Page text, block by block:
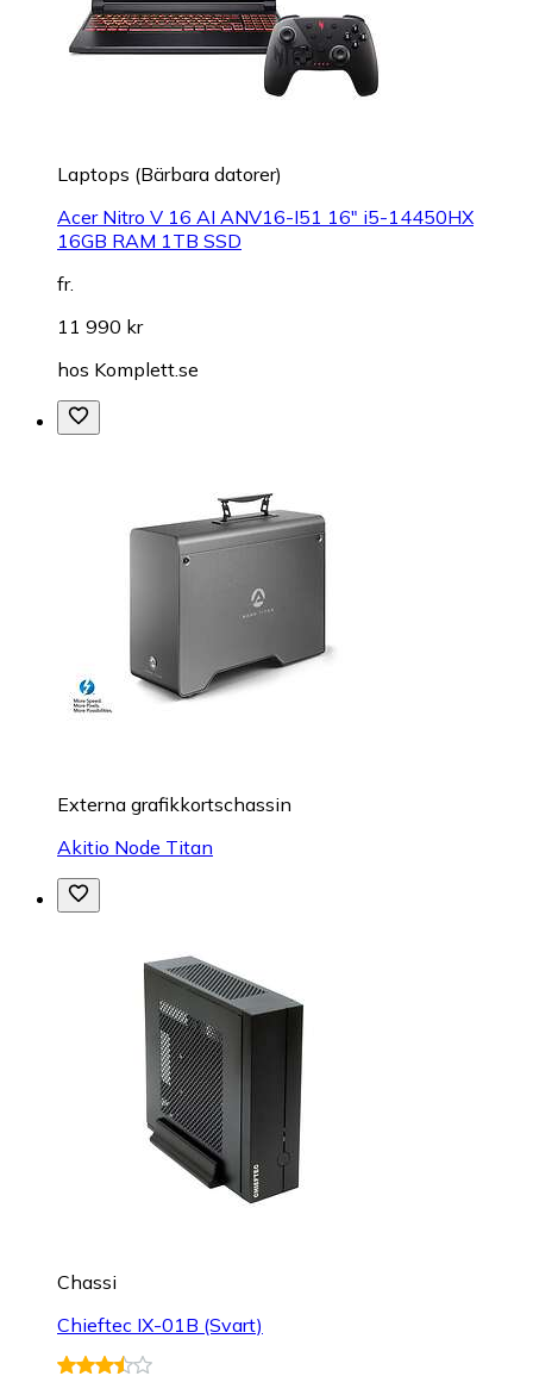
Laptops (Bärbara datorer)
Acer Nitro V 16 AI ANV16-I51 16" i5-14450HX
16GB RAM 1TB SSD
fr.
11 990 kr
hos Komplett.se
Externa grafikkortschassin
Akitio Node Titan
Chassi
Chieftec IX-01B (Svart)